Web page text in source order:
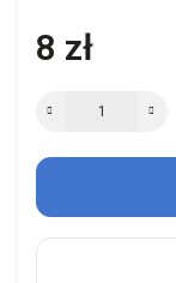
8 zł